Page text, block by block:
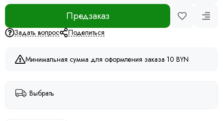
Предзаказ
Задать вопрос Поделиться
Минимальная сумма для оформления заказа 10 BYN
Выбрать